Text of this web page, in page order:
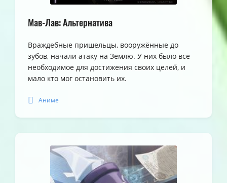
Мав-Лав: Альтернатива
Враждебные пришельцы, вооружённые до
зубов, начали атаку на Землю. У них было всё
необходимое для достижения своих целей, и
мало кто мог остановить их.
Аниме